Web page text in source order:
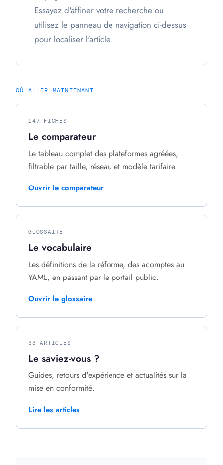
Essayez d'affiner votre recherche ou
utilisez le panneau de navigation ci-dessus
pour localiser l'article.
OÙ ALLER MAINTENANT
147 FICHES
Le comparateur
Le tableau complet des plateformes agréées,
filtrable par taille, réseau et modèle tarifaire.
Ouvrir le comparateur
GLOSSAIRE
Le vocabulaire
Les définitions de la réforme, des acomptes au
YAML, en passant par le portail public.
Ouvrir le glossaire
33 ARTICLES
Le saviez-vous ?
Guides, retours d'expérience et actualités sur la
mise en conformité.
Lire les articles